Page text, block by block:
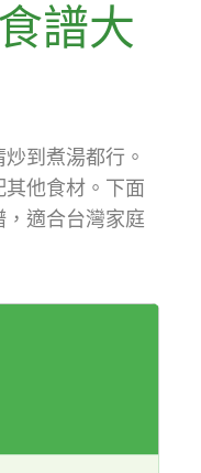
譜大
到煮湯都行。
他食材。下面
適合台灣家庭